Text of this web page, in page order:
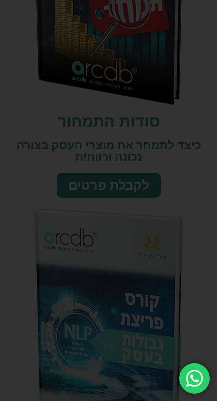
סודות התמחור
כיצד לתמחר את מוצרי העסק בצורה
נכונה ורווחית
לקבלת פרטים